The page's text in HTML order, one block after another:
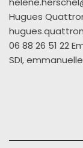
Hugues
06 88 26 51 22
SDI,